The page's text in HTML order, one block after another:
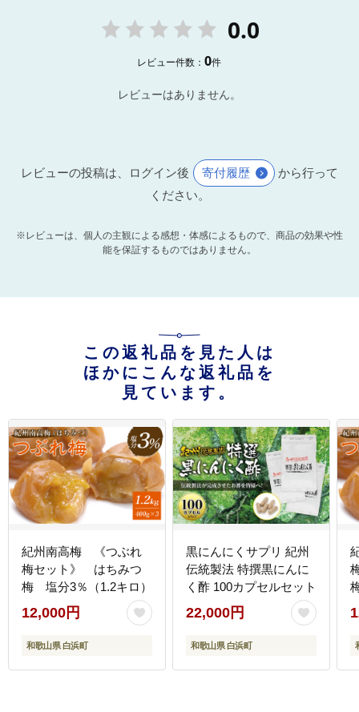
0.0
レビュー件数：0件
レビューはありません。
レビューの投稿は、ログイン後 寄付履歴
から行って
ください。
※レビューは、個人の主観による感想・体感によるもので、商品の効果や性
能を保証するものではありません。
この返礼品を見た人は
ほかにこんな返礼品を
見ています。
紀州南高梅 《つぶれ
梅セット》 はちみつ
梅 塩分3％（1.2キロ）
12,000円
和歌山県 白浜町
黒にんにくサプリ 紀州
伝統製法 特撰黒にんに
く酢 100カプセルセット
22,000円
和歌山県 白浜町